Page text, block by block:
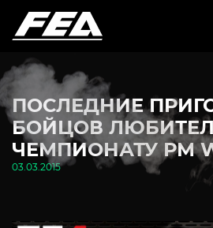
ПОСЛЕДНИЕ
БОЙЦОВ
ЧЕМПИОНАТУ РМ
03.03.2015